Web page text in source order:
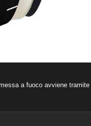
a fuoco avviene tramite